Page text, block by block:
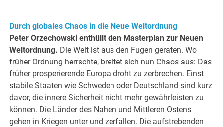
Durch globales Chaos in die Neue Weltordnung
Peter Orzechowski enthüllt den Masterplan zur Neuen
Weltordnung. Die Welt ist aus den Fugen geraten. Wo
früher Ordnung herrschte, breitet sich nun Chaos aus: Das
früher prosperierende Europa droht zu zerbrechen. Einst
stabile Staaten wie Schweden oder Deutschland sind kurz
davor, die innere Sicherheit nicht mehr gewährleisten zu
können. Die Länder des Nahen und Mittleren Ostens
gehen in Kriegen unter und zerfallen. Die aufstrebenden